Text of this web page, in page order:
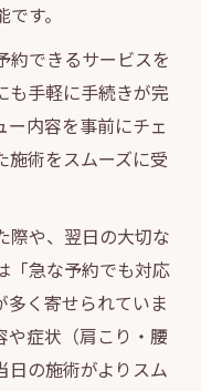
す。
約できるサービスを
も手軽に手続きが完
ー内容を事前にチェ
施術をスムーズに受
際や、翌日の大切な
「急な予約でも対応
多く寄せられていま
や症状（肩こり・腰
日の施術がよりスム